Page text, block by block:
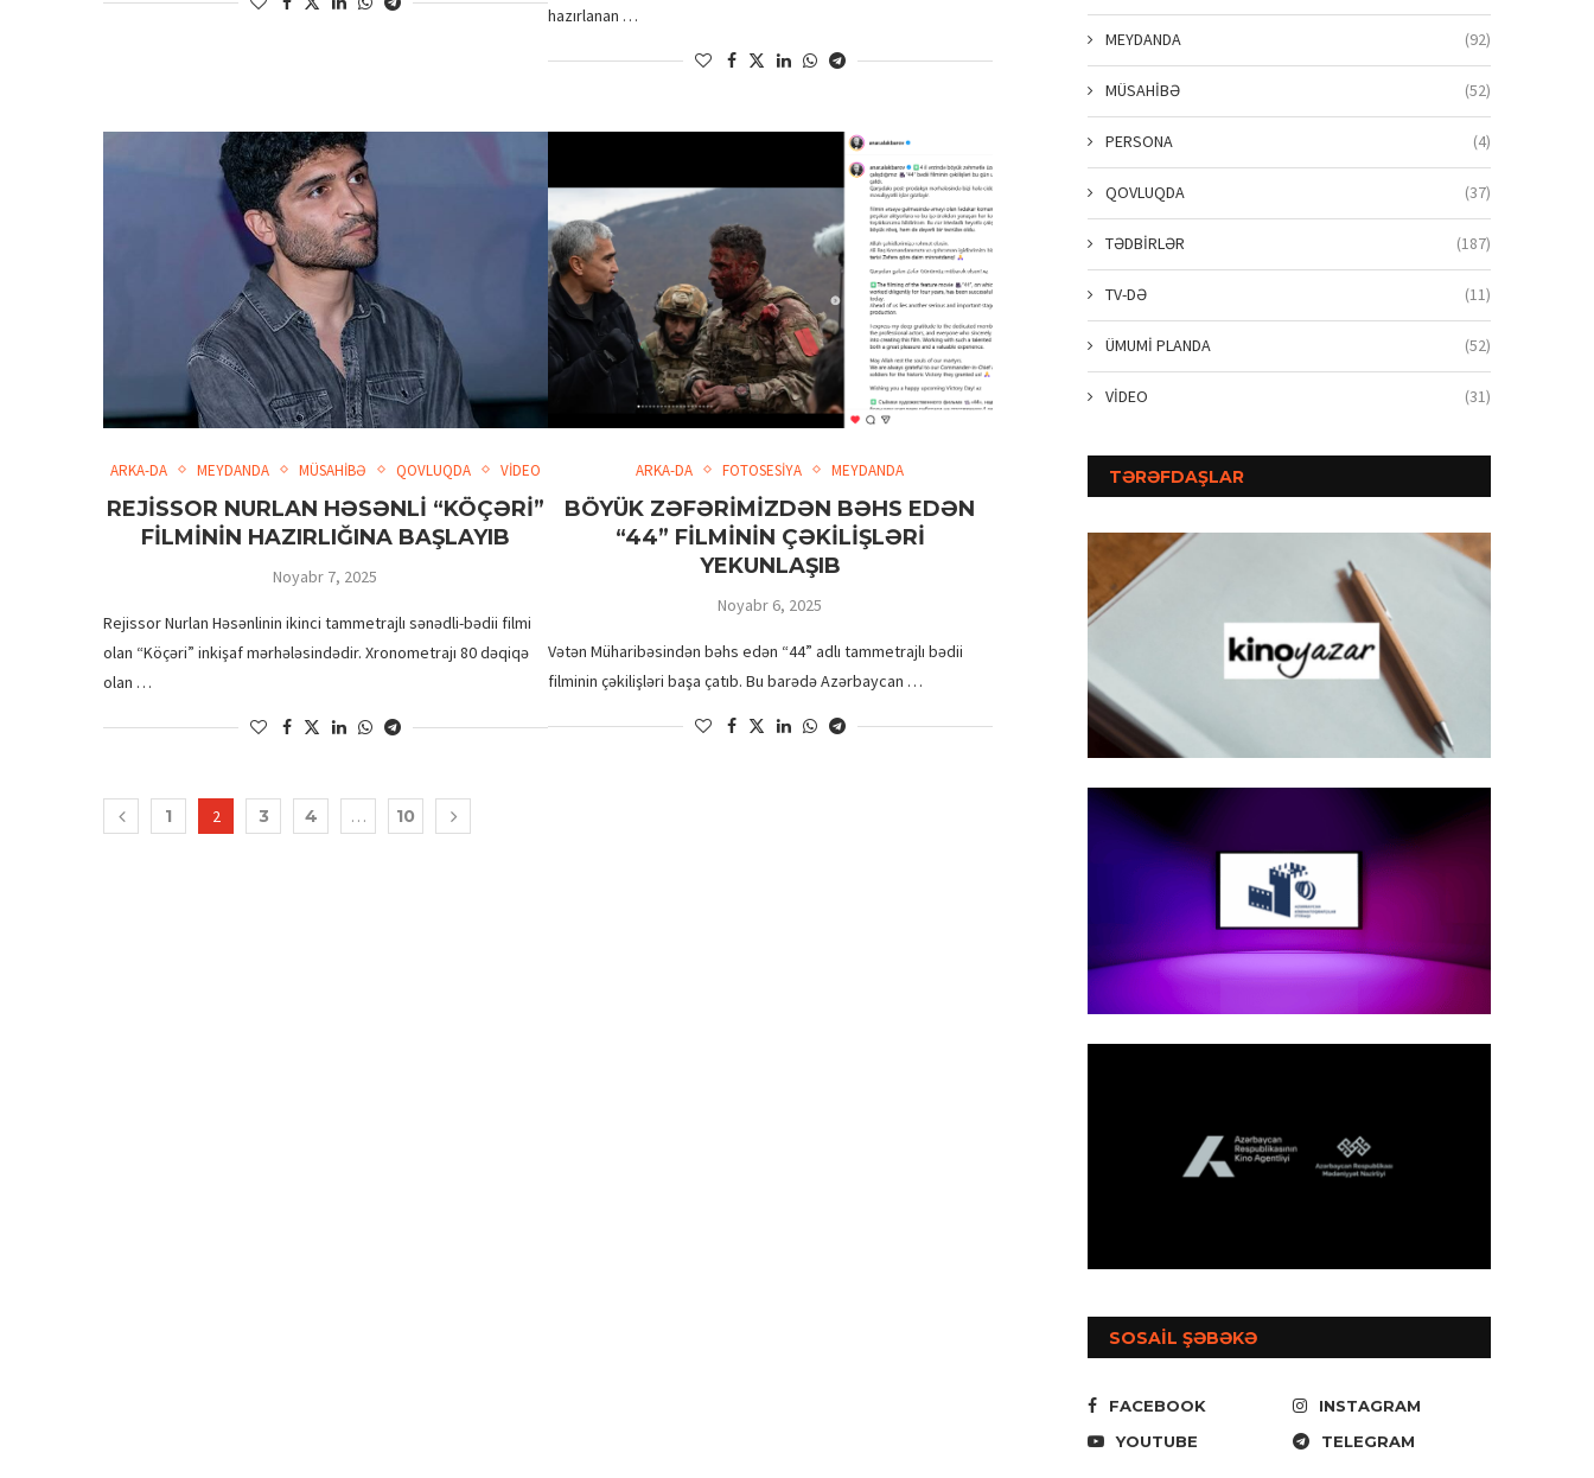
hazırlanan …
ARKA-DA MEYDANDA MÜSAHİBƏ QOVLUQDA VİDEO
REJİSSOR NURLAN HƏSƏNLİ “KÖÇƏRİ”
FİLMİNİN HAZIRLIĞINA BAŞLAYIB
Noyabr 7, 2025
Rejissor Nurlan Həsənlinin ikinci tammetrajlı sənədli-bədii filmi
olan “Köçəri” inkişaf mərhələsindədir. Xronometrajı 80 dəqiqə
olan …
ARKA-DA FOTOSESİYA MEYDANDA
BÖYÜK ZƏFƏRİMİZDƏN BƏHS EDƏN
“44” FİLMİNİN ÇƏKİLİŞLƏRİ
YEKUNLAŞIB
Noyabr 6, 2025
Vətən Müharibəsindən bəhs edən “44” adlı tammetrajlı bədii
filminin çəkilişləri başa çatıb. Bu barədə Azərbaycan …
1 2 3 4 … 10
MEYDANDA (92)
MÜSAHİBƏ (52)
PERSONA (4)
QOVLUQDA (37)
TƏDBİRLƏR (187)
TV-DƏ (11)
ÜMUMİ PLANDA (52)
VİDEO (31)
TƏRƏFDAŞLAR
SOSAİL ŞƏBƏKƏ
FACEBOOK
INSTAGRAM
YOUTUBE
TELEGRAM